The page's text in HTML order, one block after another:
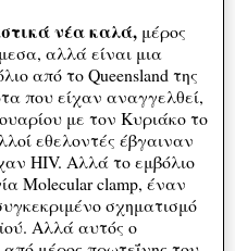
νέα καλά, μέρος
αλλά είναι μια
από το Queensland της
που είχαν αναγγελθεί,
με τον Κυριάκο το
εθελοντές έβγαιναν
HIV. Αλλά το εμβόλιο
Molecular clamp, έναν
σχηματισμό
Αλλά αυτός ο